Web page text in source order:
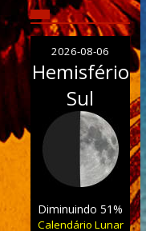
2026-08-06
Hemisfério
Sul
Diminuindo 51%
Calendário Lunar